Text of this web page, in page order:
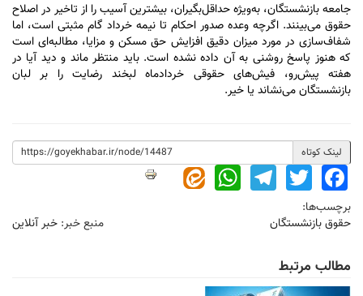
جامعه بازنشستگان، به‌ویژه حداقل‌بگیران، بیشترین آسیب را از تاخیر در اصلاح
حقوق می‌بینند. اگرچه وعده صدور احکام تا نیمه خرداد گام مثبتی است، اما
شفاف‌سازی در مورد میزان دقیق افزایش حق مسکن و مزایا، مطالبه‌ای است
که هنوز پاسخ روشنی به آن داده نشده است. باید منتظر ماند و دید آیا در
هفته پیش‌رو، فیش‌های حقوقی خردادماه لبخند رضایت را بر لبان
بازنشستگان می‌نشاند یا خیر.
لینک کوتاه
Facebook
Twitter
Telegram
WhatsApp
برچسب‌ها:
حقوق بازنشستگان
منبع خبر: خبر آنلاین
مطالب مرتبط